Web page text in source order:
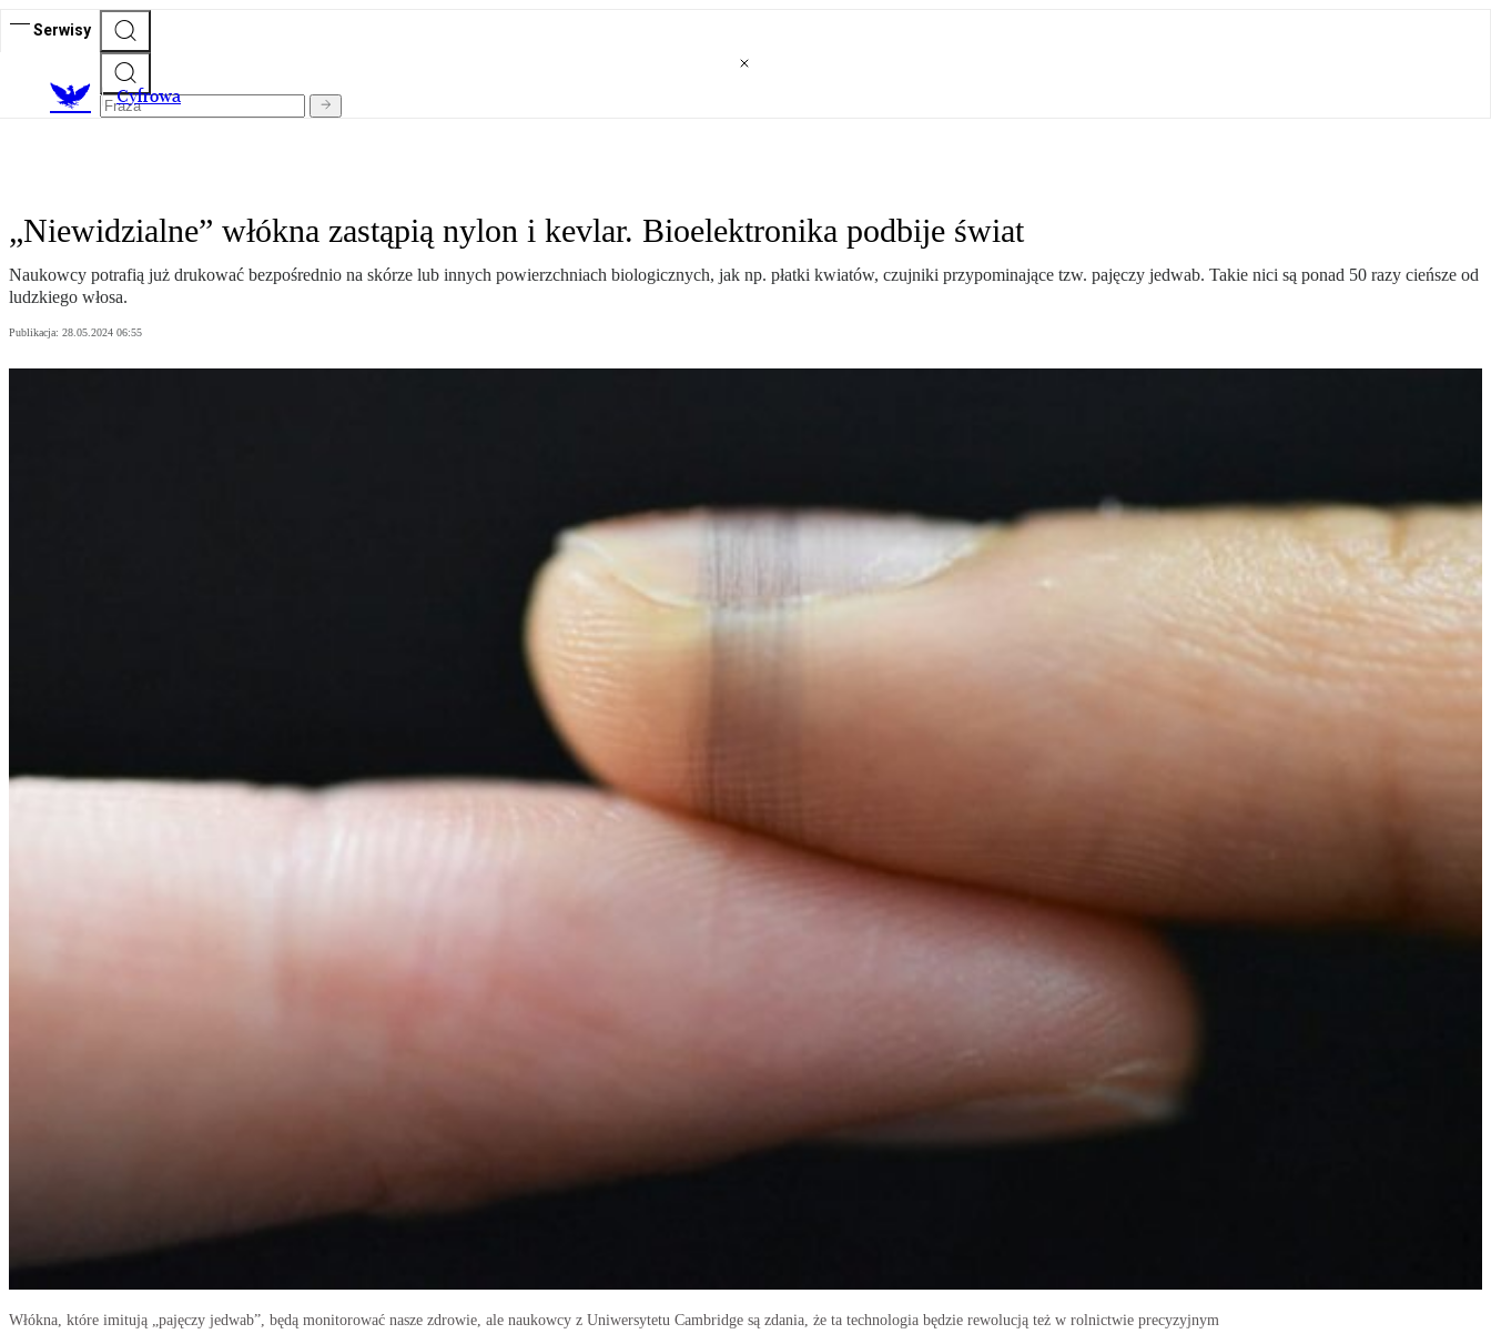
Serwisy
Cyfrowa
„Niewidzialne” włókna zastąpią nylon i kevlar. Bioelektronika podbije świat
Naukowcy potrafią już drukować bezpośrednio na skórze lub innych powierzchniach biologicznych, jak np. płatki kwiatów, czujniki przypominające tzw. pajęczy jedwab. Takie nici są ponad 50 razy cieńsze od
ludzkiego włosa.
Publikacja: 28.05.2024 06:55
Włókna, które imitują „pajęczy jedwab”, będą monitorować nasze zdrowie, ale naukowcy z Uniwersytetu Cambridge są zdania, że ta technologia będzie rewolucją też w rolnictwie precyzyjnym